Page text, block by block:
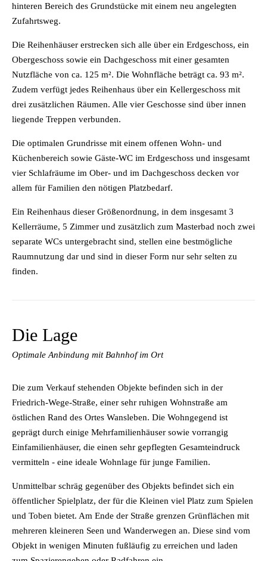
hinteren Bereich des Grundstücke mit einem neu angelegten
Zufahrtsweg.
Die Reihenhäuser erstrecken sich alle über ein Erdgeschoss, ein
Obergeschoss sowie ein Dachgeschoss mit einer gesamten
Nutzfläche von ca. 125 m². Die Wohnfläche beträgt ca. 93 m².
Zudem verfügt jedes Reihenhaus über ein Kellergeschoss mit
drei zusätzlichen Räumen. Alle vier Geschosse sind über innen
liegende Treppen verbunden.
Die optimalen Grundrisse mit einem offenen Wohn- und
Küchenbereich sowie Gäste-WC im Erdgeschoss und insgesamt
vier Schlafräume im Ober- und im Dachgeschoss decken vor
allem für Familien den nötigen Platzbedarf.
Ein Reihenhaus dieser Größenordnung, in dem insgesamt 3
Kellerräume, 5 Zimmer und zusätzlich zum Masterbad noch zwei
separate WCs untergebracht sind, stellen eine bestmögliche
Raumnutzung dar und sind in dieser Form nur sehr selten zu
finden.
Die Lage
Optimale Anbindung mit Bahnhof im Ort
Die zum Verkauf stehenden Objekte befinden sich in der
Friedrich-Wege-Straße, einer sehr ruhigen Wohnstraße am
östlichen Rand des Ortes Wansleben. Die Wohngegend ist
geprägt durch einige Mehrfamilienhäuser sowie vorrangig
Einfamilienhäuser, die einen sehr gepflegten Gesamteindruck
vermitteln - eine ideale Wohnlage für junge Familien.
Unmittelbar schräg gegenüber des Objekts befindet sich ein
öffentlicher Spielplatz, der für die Kleinen viel Platz zum Spielen
und Toben bietet. Am Ende der Straße grenzen Grünflächen mit
mehreren kleineren Seen und Wanderwegen an. Diese sind vom
Objekt in wenigen Minuten fußläufig zu erreichen und laden